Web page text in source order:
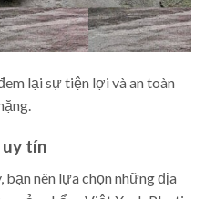
lại sự tiện lợi và an toàn
tín
bạn nên lựa chọn những địa